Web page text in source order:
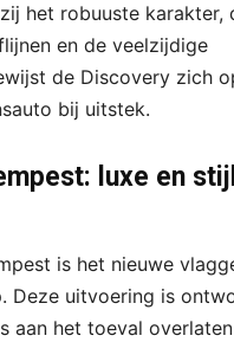
het robuuste karakter,
en de veelzijdige
de Discovery zich
bij uitstek.
luxe en
is het nieuwe
Deze uitvoering is
aan het toeval